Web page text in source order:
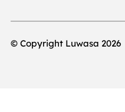
© Copyright Luwasa 2026